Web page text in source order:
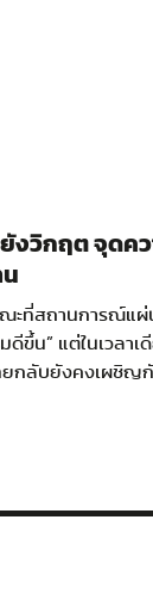
งวิกฤต จุดค
น
ณะที่สถานการณ์แผ่
ดีขึ้น” แต่ในเวลา
ยกลับยังคงเผชิญ